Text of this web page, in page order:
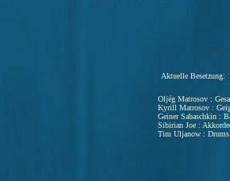
Aktuelle Besetzung:
Oljég Matrosov :
Kyrill Matrosov :
Geiner Sabaschkin :
Sibirian Joe :
Tim Uljanow : Drums